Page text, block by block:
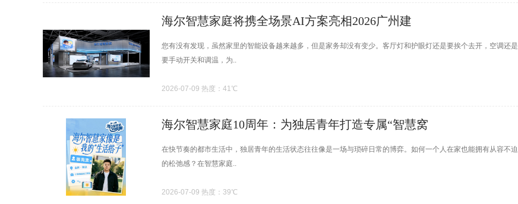
海尔智慧家庭将携全场景AI方案亮相2026广州建
您有没有发现，虽然家里的智能设备越来越多，但是家务却没有变少。客厅灯和护眼灯还是要挨个去开，空调还是
要手动开关和调温，为..
2026-07-09 热度：41℃
海尔智慧家庭10周年：为独居青年打造专属“智慧窝
在快节奏的都市生活中，独居青年的生活状态往往像是一场与琐碎日常的博弈。如何一个人在家也能拥有从容不迫
的松弛感？在智慧家庭..
2026-07-09 热度：39℃